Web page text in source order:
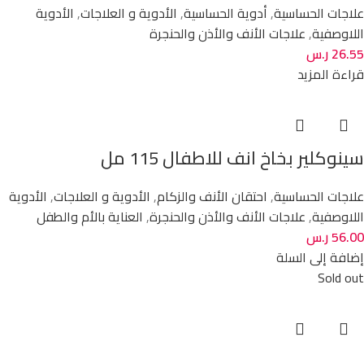
علاجات الحساسية,أدوية الحساسية, الأدوية و العلاجات, الأدوية
اللاوصفية,علاجات الأنف والأذن والحنجرة
26.55ر.س
قراءة المزيد
سينوكلير بخاخ انف للاطفال 115 مل
علاجات الحساسية, احتقان الأنف والزكام, الأدوية و العلاجات, الأدوية
اللاوصفية,علاجات الأنف والأذن والحنجرة, العناية بالأم والطفل
56.00ر.س
إضافة إلى السلة
Sold out